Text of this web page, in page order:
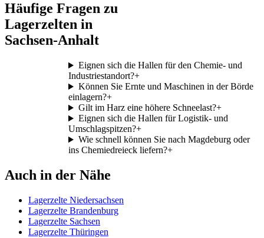
Häufige Fragen zu
Lagerzelten in
Sachsen-Anhalt
Eignen sich die Hallen für den Chemie- und
Industriestandort?+
Können Sie Ernte und Maschinen in der Börde
einlagern?+
Gilt im Harz eine höhere Schneelast?+
Eignen sich die Hallen für Logistik- und
Umschlagspitzen?+
Wie schnell können Sie nach Magdeburg oder
ins Chemiedreieck liefern?+
Auch in der Nähe
Lagerzelte Niedersachsen
Lagerzelte Brandenburg
Lagerzelte Sachsen
Lagerzelte Thüringen